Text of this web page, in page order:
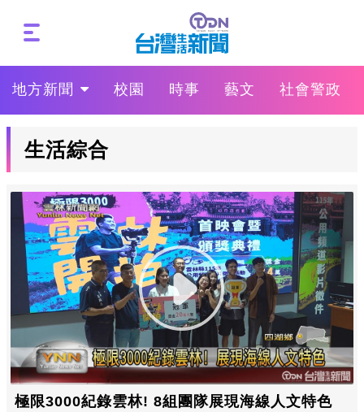
地方新聞 校園 時事 藝文 社會警政
生活綜合
極限3000紀錄雲林! 8組團隊展現海線人文特色